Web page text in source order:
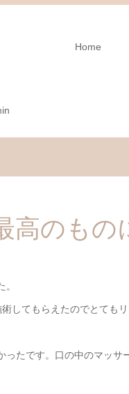
Home
のもの
してもらえたのでとてもリ
たです。口の中のマッサ